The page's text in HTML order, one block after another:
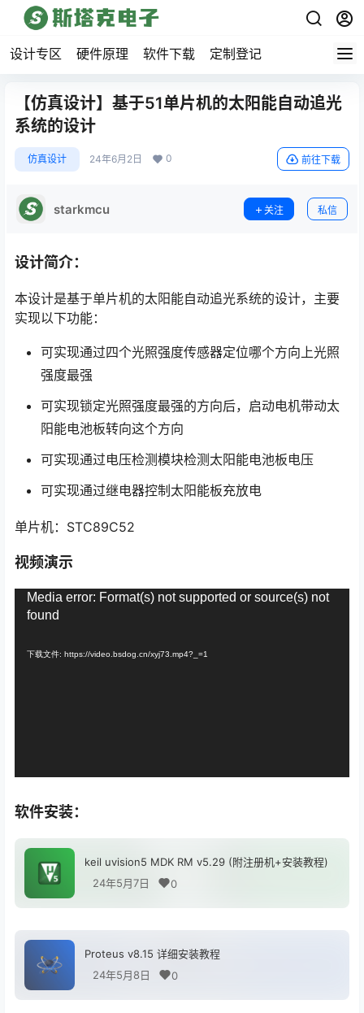
设计专区 硬件原理 软件下载 定制登记
【仿真设计】基于51单片机的太阳能自动追光
系统的设计
仿真设计 24年6月2日 0 前往下载
starkmcu 关注 私信
设计简介：
本设计是基于单片机的太阳能自动追光系统的设计，主要
实现以下功能：
可实现通过四个光照强度传感器定位哪个方向上光照
强度最强
可实现锁定光照强度最强的方向后，启动电机带动太
阳能电池板转向这个方向
可实现通过电压检测模块检测太阳能电池板电压
可实现通过继电器控制太阳能板充放电
单片机：STC89C52
视频演示
Media error: Format(s) not supported or source(s) not
found
下载文件: https://video.bsdog.cn/xyj73.mp4?_=1
软件安装：
keil uvision5 MDK RM v5.29 (附注册机+安装教程)
24年5月7日
0
Proteus v8.15 详细安装教程
24年5月8日
0